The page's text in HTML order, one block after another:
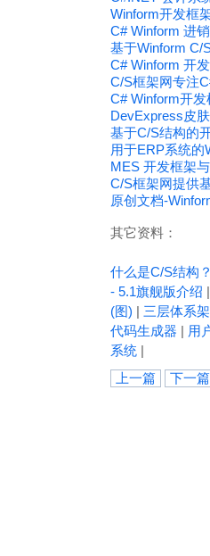
Winform开发框
C# Winform 进
基于Winform C/
C# Winform 开
C/S框架网专注
C# Winform开
DevExpress皮
基于C/S结构的
用于ERP系统的
MES 开发框架
C/S框架网提供
原创文档-
其它资料：
什么是C/S结构？
- 5.1旗舰版介绍 |
(图) | 三层体系
代码生成器 | 用
系统 |
上一篇
下一篇